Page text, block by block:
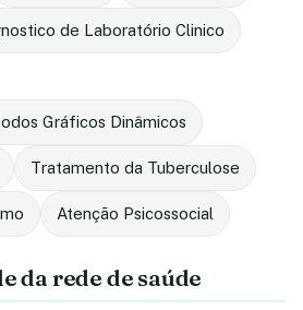
de Laboratório Clinico
Gráficos Dinâmicos
Tratamento da Tuberculose
Atenção Psicossocial
da rede de saúde